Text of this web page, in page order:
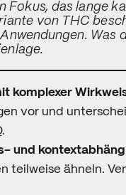
Fokus, das lange
von THC
Was
komplexer
vor und
.
und
ähneln.